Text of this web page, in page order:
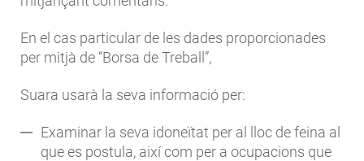
En el cas particular de les dades proporcionades
per mitjà de “Borsa de Treball”,
Suara usarà la seva informació per:
Examinar la seva idoneïtat per al lloc de feina al
que es postula, així com per a ocupacions que